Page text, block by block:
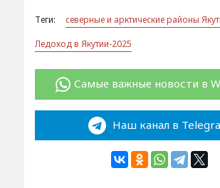
Теги:
северные и арктические районы
Ледоход в Якутии-2025
Самые важные новости в
Наш канал в